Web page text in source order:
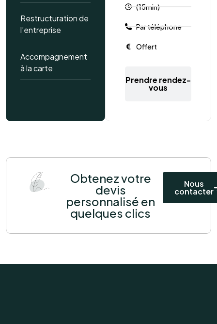
Restructuration de
l’entreprise
Accompagnement
à la carte
(15min)
Par téléphone
Offert
Prendre rendez-
vous
Obtenez votre
devis
personnalisé en
quelques clics
Nous
contacter